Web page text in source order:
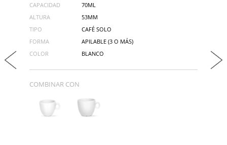
CAPACIDAD
70ML
ALTURA
53MM
TIPO
CAFÉ SOLO
FORMA
APILABLE (3 O MÁS)
COLOR
BLANCO
COMBINAR CON